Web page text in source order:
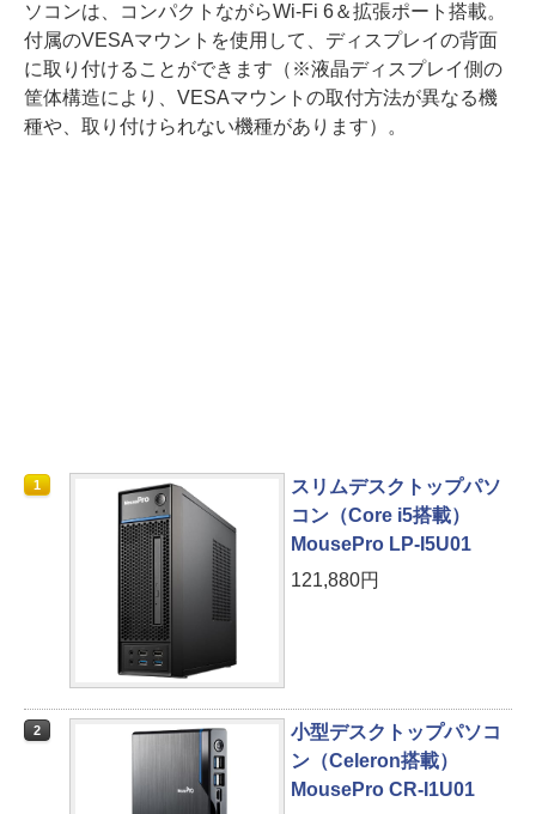
ソコンは、コンパクトながらWi-Fi 6＆拡張ポート搭載。
付属のVESAマウントを使用して、ディスプレイの背面
に取り付けることができます（※液晶ディスプレイ側の
筐体構造により、VESAマウントの取付方法が異なる機
種や、取り付けられない機種があります）。
1
スリムデスクトップパソ
コン（Core i5搭載）
MousePro LP-I5U01
121,880円
2
小型デスクトップパソコ
ン（Celeron搭載）
MousePro CR-I1U01